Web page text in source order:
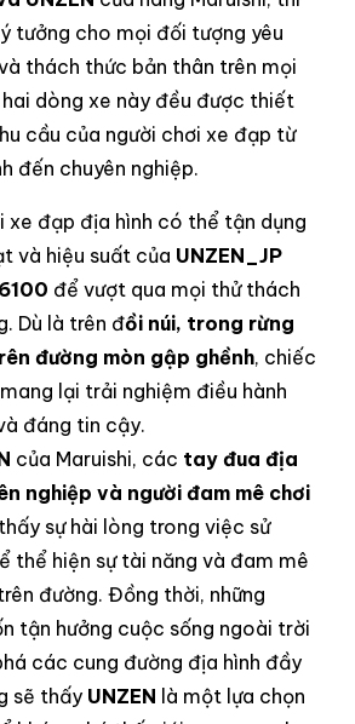
tưởng cho mọi đối tượng yêu
thách thức bản thân trên mọi
dòng xe này đều được thiết
cầu của người chơi xe đạp từ
đến chuyên nghiệp.
xe đạp địa hình có thể tận dụng
và hiệu suất của UNZEN_JP
để vượt qua mọi thử thách
Dù là trên đồi núi, trong rừng
đường mòn gập ghềnh, chiếc
lại trải nghiệm điều hành
đáng tin cậy.
của Maruishi, các tay đua địa
nghiệp và người đam mê chơi
sự hài lòng trong việc sử
thể hiện sự tài năng và đam mê
đường. Đồng thời, những
tận hưởng cuộc sống ngoài trời
các cung đường địa hình đầy
sẽ thấy UNZEN là một lựa chọn